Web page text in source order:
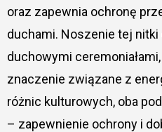
oraz zapewnia ochronę
duchami. Noszenie tej
duchowymi
znaczenie związane z
różnic kulturowych, oba
– zapewnienie ochrony i